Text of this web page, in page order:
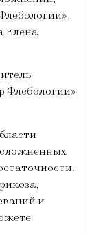
Елена
Флебологии»
и